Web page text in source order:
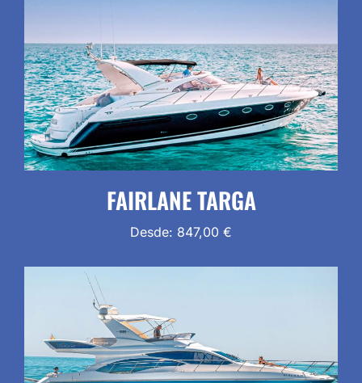
FAIRLANE TARGA
Desde: 847,00 €